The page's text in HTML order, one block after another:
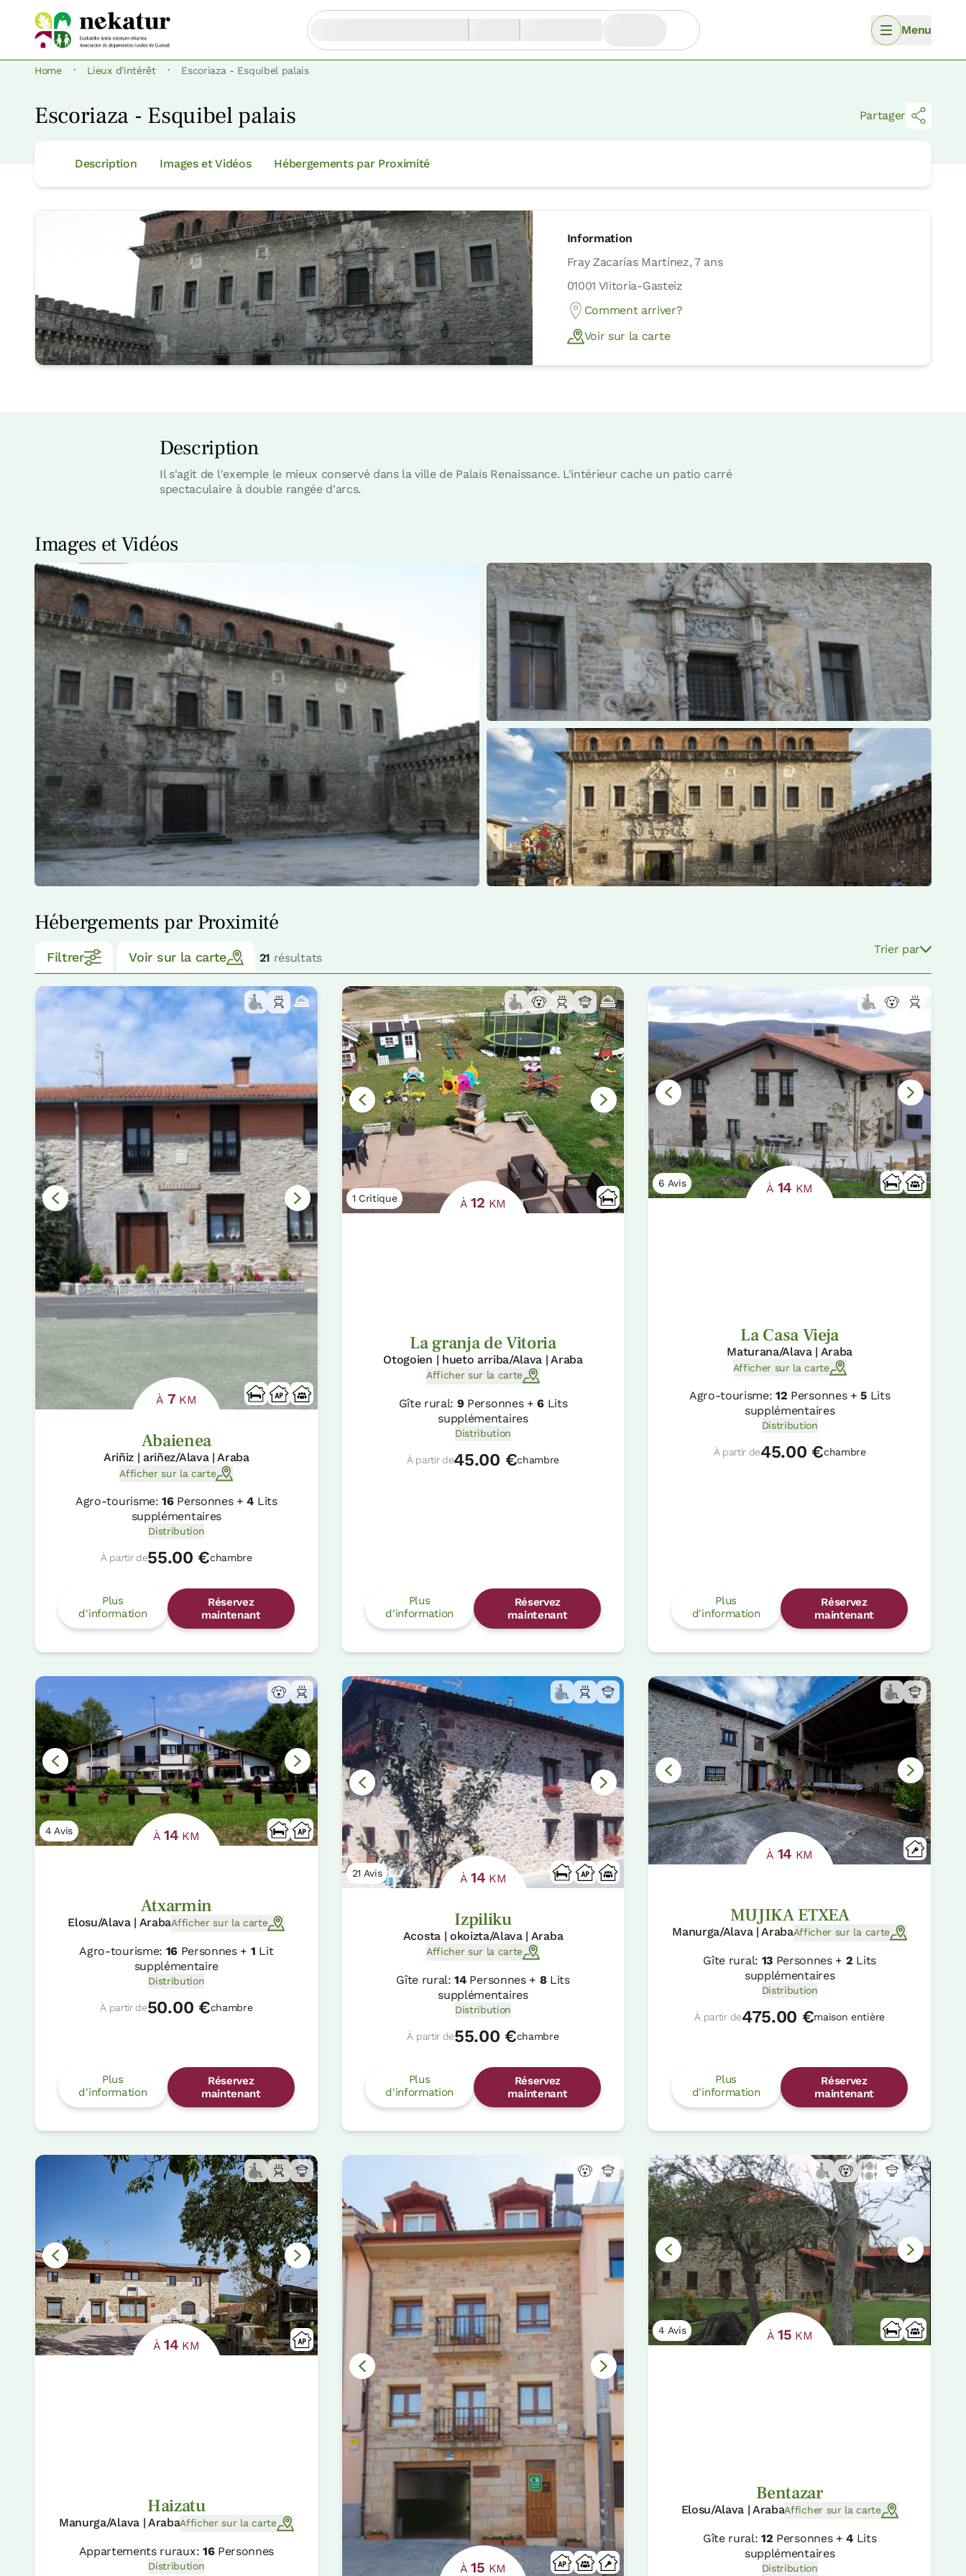
Menu
Home · Lieux d'intérêt · Escoriaza - Esquibel palais
Escoriaza - Esquibel palais Partager
Description Images et Vidéos Hébergements par Proximité
Information
Fray Zacarías Martínez, 7 ans
01001 VIitoria-Gasteiz
Comment arriver?
Voir sur la carte
Description
Il s'agit de l'exemple le mieux conservé dans la ville de Palais Renaissance. L'intérieur cache un patio carré
spectaculaire à double rangée d'arcs.
Images et Vidéos
Hébergements par Proximité
Filtrer Voir sur la carte 21 résultats
Trier par
À 7KM
Abaienea
Ariñiz | ariñez/Alava | Araba
Afficher sur la carte
Agro-tourisme:16Personnes +4 Lits
supplémentaires
Distribution
À partir de55.00 €chambre
Plus
d'information
Réservez
maintenant
1 Critique À12 KM
La granja de Vitoria
Otogoien | hueto arriba/Alava | Araba
Afficher sur la carte
Gîte rural: 9 Personnes +6Lits
supplémentaires
Distribution
À partir de45.00 €chambre
Plus
d'information
Réservez
maintenant
6 Avis À 14 KM
La Casa Vieja
Maturana/Alava | Araba
Afficher sur la carte
Agro-tourisme:12 Personnes +5Lits
supplémentaires
Distribution
À partir de45.00 €chambre
Plus
d'information
Réservez
maintenant
4 Avis À14 KM
Atxarmin
Elosu/Alava | ArabaAfficher sur la carte
Agro-tourisme: 16Personnes + 1 Lit
supplémentaire
Distribution
À partir de50.00 €chambre
Plus
d'information
Réservez
maintenant
21 Avis À 14 KM
Izpiliku
Acosta | okoizta/Alava | Araba
Afficher sur la carte
Gîte rural:14Personnes + 8Lits
supplémentaires
Distribution
À partir de55.00 €chambre
Plus
d'information
Réservez
maintenant
À 14 KM
MUJIKA ETXEA
Manurga/Alava | ArabaAfficher sur la carte
Gîte rural: 13Personnes + 2 Lits
supplémentaires
Distribution
À partir de475.00 €maison entière
Plus
d'information
Réservez
maintenant
À14 KM
Haizatu
Manurga/Alava | ArabaAfficher sur la carte
Appartements ruraux: 16Personnes
Distribution À15 KM
4 Avis À15 KM
Bentazar
Elosu/Alava | ArabaAfficher sur la carte
Gîte rural:12 Personnes +4Lits
supplémentaires
Distribution